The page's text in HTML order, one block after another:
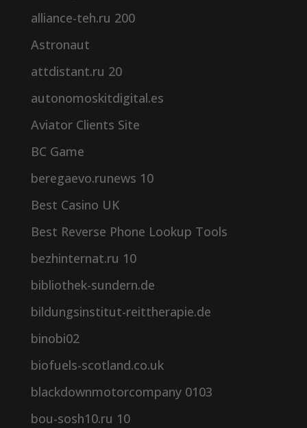
alliance-teh.ru 200
Astronaut
attdistant.ru 20
autonomoskitdigital.es
Aviator Clients Site
BC Game
beregaevo.runews 10
Best Casino UK
Best Reverse Phone Lookup Tools
bezhinternat.ru 10
bibliothek-sundern.de
bildungsinstitut-reittherapie.de
binobi02
biofuels-scotland.co.uk
blackdownmotorcompany 0103
bou-sosh10.ru 10